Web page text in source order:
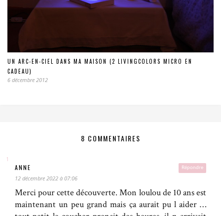
UN ARC-EN-CIEL DANS MA MAISON (2 LIVINGCOLORS MICRO EN
CADEAU)
6 décembre 2012
8 COMMENTAIRES
Répondre
ANNE
12 décembre 2022 à 07:06
Merci pour cette découverte. Mon loulou de 10 ans est
maintenant un peu grand mais ça aurait pu l aider …